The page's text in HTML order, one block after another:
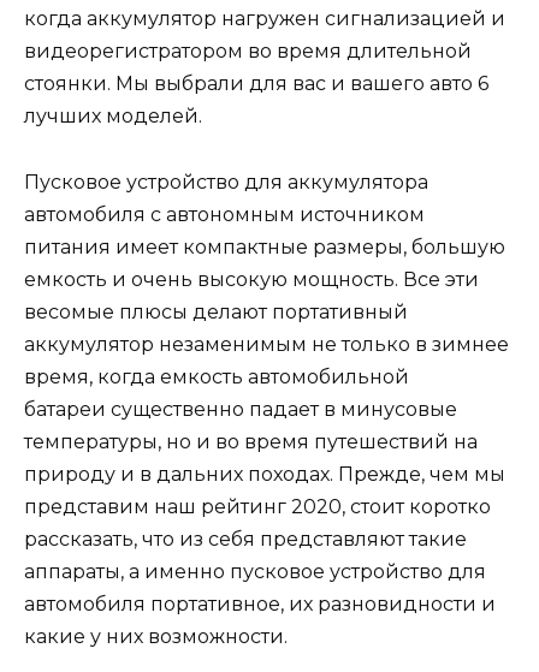
когда аккумулятор нагружен сигнализацией и
видеорегистратором во время длительной
стоянки. Мы выбрали для вас и вашего авто 6
лучших моделей.
Пусковое устройство для аккумулятора
автомобиля с автономным источником
питания имеет компактные размеры, большую
емкость и очень высокую мощность. Все эти
весомые плюсы делают портативный
аккумулятор незаменимым не только в зимнее
время, когда емкость автомобильной
батареи существенно падает в минусовые
температуры, но и во время путешествий на
природу и в дальних походах. Прежде, чем мы
представим наш рейтинг 2020, стоит коротко
рассказать, что из себя представляют такие
аппараты, а именно пусковое устройство для
автомобиля портативное, их разновидности и
какие у них возможности.